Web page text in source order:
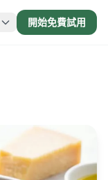
開始免費試用